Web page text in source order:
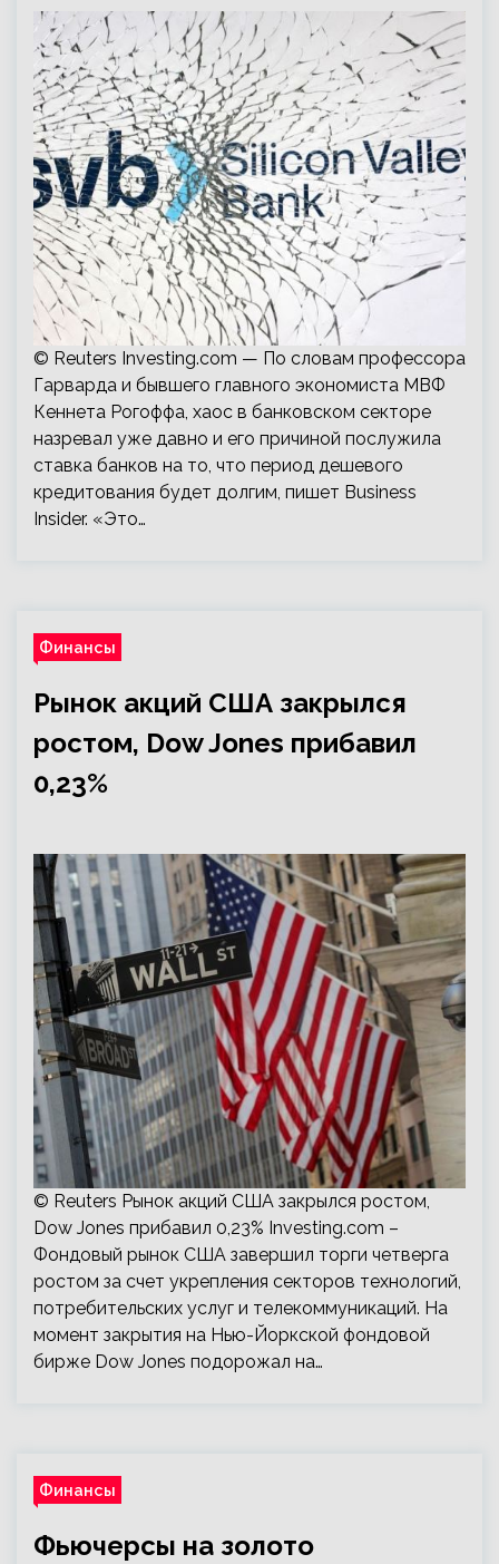
© Reuters Investing.com — По словам профессора
Гарварда и бывшего главного экономиста МВФ
Кеннета Рогоффа, хаос в банковском секторе
назревал уже давно и его причиной послужила
ставка банков на то, что период дешевого
кредитования будет долгим, пишет Business
Insider. «Это…
Финансы
Рынок акций США закрылся
ростом, Dow Jones прибавил
0,23%
© Reuters Рынок акций США закрылся ростом,
Dow Jones прибавил 0,23% Investing.com –
Фондовый рынок США завершил торги четверга
ростом за счет укрепления секторов технологий,
потребительских услуг и телекоммуникаций. На
момент закрытия на Нью-Йоркской фондовой
бирже Dow Jones подорожал на…
Финансы
Фьючерсы на золото